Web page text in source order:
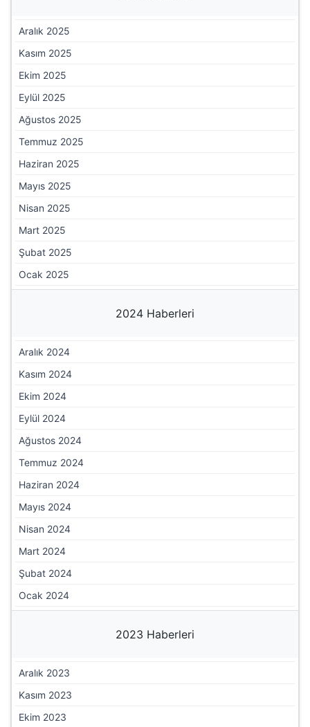
Aralık 2025
Kasım 2025
Ekim 2025
Eylül 2025
Ağustos 2025
Temmuz 2025
Haziran 2025
Mayıs 2025
Nisan 2025
Mart 2025
Şubat 2025
Ocak 2025
2024 Haberleri
Aralık 2024
Kasım 2024
Ekim 2024
Eylül 2024
Ağustos 2024
Temmuz 2024
Haziran 2024
Mayıs 2024
Nisan 2024
Mart 2024
Şubat 2024
Ocak 2024
2023 Haberleri
Aralık 2023
Kasım 2023
Ekim 2023